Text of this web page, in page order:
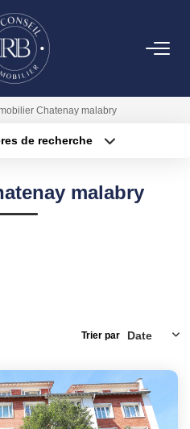
Chatenay malabry
de recherche
Surface min
malabry
Trier par